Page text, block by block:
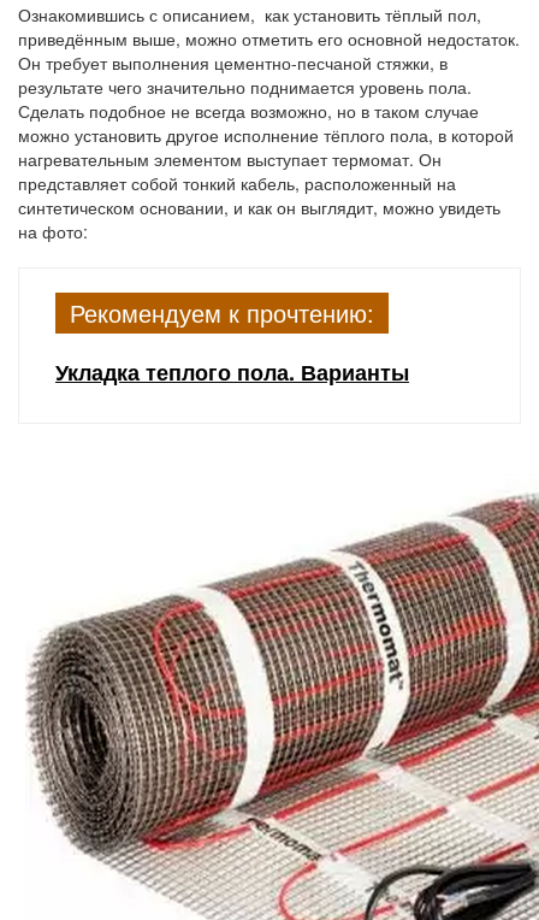
Ознакомившись с описанием, как установить тёплый пол,
приведённым выше, можно отметить его основной недостаток.
Он требует выполнения цементно-песчаной стяжки, в
результате чего значительно поднимается уровень пола.
Сделать подобное не всегда возможно, но в таком случае
можно установить другое исполнение тёплого пола, в которой
нагревательным элементом выступает термомат. Он
представляет собой тонкий кабель, расположенный на
синтетическом основании, и как он выглядит, можно увидеть
на фото:
Рекомендуем к прочтению:
Укладка теплого пола. Варианты